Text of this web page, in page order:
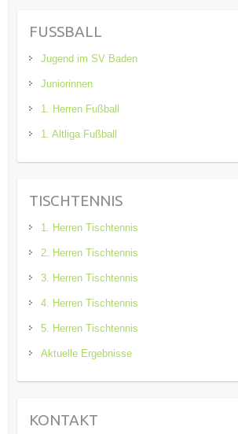
FUSSBALL
Jugend im SV Baden
Juniorinnen
1. Herren Fußball
1. Altliga Fußball
TISCHTENNIS
1. Herren Tischtennis
2. Herren Tischtennis
3. Herren Tischtennis
4. Herren Tischtennis
5. Herren Tischtennis
Aktuelle Ergebnisse
KONTAKT